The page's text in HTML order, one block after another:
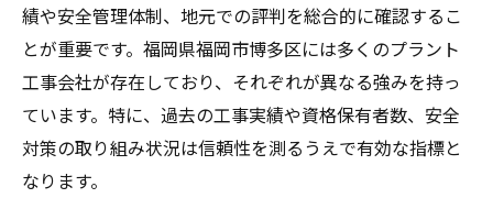
績や安全管理体制、地元での評判を総合的に確認するこ
とが重要です。福岡県福岡市博多区には多くのプラント
工事会社が存在しており、それぞれが異なる強みを持っ
ています。特に、過去の工事実績や資格保有者数、安全
対策の取り組み状況は信頼性を測るうえで有効な指標と
なります。